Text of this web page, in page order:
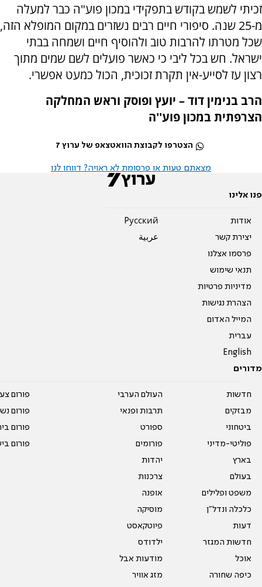
זכיתי לשמש בקודש בתפקידי במכון פוע"ה כבר למעלה
מ-25 שנה. סיפורי חיים רבים נשזרים במקום המופלא הזה,
שכל מטרתו להרבות טוב ולהוסיף חיים ושמחה בבתי
ישראל. חש בכל ליבי כי כאשר פועלים לשם שמים מתוך
רצון עז לסייע-אין תקרת זכוכית, הכול כמעט אפשרי.
הרב בנימין דוד – יועץ ופוסק וראש המחלקה
הצרפתית במכון פוע''ה
הצטרפו לקבוצת הוואטצאפ של ערוץ 7
מצאתם טעות או פרסומת לא ראויה? דווחו לנו
פנו אלינו
אודות
יצירת קשר
פרסמו אצלנו
תנאי שימוש
מדיניות פרטיות
הצהרת נגישות
המייל האדום
עברית
English
Pусский
عربية
מדורים
חדשות
מבזקים
ביטחוני
פוליטי-מדיני
בארץ
בעולם
משפט ופלילים
כלכלה ונדל"ן
דעות
חדשות המגזר
אוכל
כיפה שחורה
העולם הערבי
תרבות ופנאי
ספורט
פורומים
יהדות
צרכנות
אופנה
מוסיקה
פיוטקאסט
ילדודס
מודעות אבל
מזג אוויר
פורום
פורום
פורום
פורום